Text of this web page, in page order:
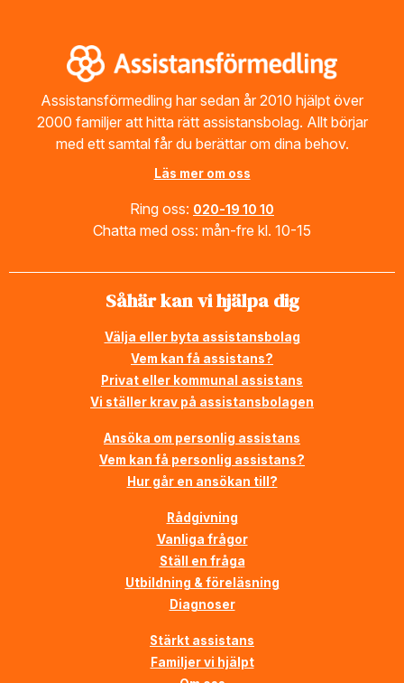
Assistansförmedling har sedan år 2010 hjälpt över
2000 familjer att hitta rätt assistansbolag. Allt börjar
med ett samtal får du berättar om dina behov.
Läs mer om oss
Ring oss: 020-19 10 10
Chatta med oss: mån-fre kl. 10-15
Såhär kan vi hjälpa dig
Välja eller byta assistansbolag
Vem kan få assistans?
Privat eller kommunal assistans
Vi ställer krav på assistansbolagen
Ansöka om personlig assistans
Vem kan få personlig assistans?
Hur går en ansökan till?
Rådgivning
Vanliga frågor
Ställ en fråga
Utbildning & föreläsning
Diagnoser
Stärkt assistans
Familjer vi hjälpt